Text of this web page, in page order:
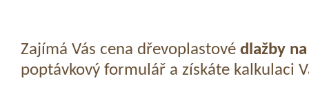
Zajímá Vás cena dřevoplastové dlažby
poptávkový formulář a získáte kalkulaci